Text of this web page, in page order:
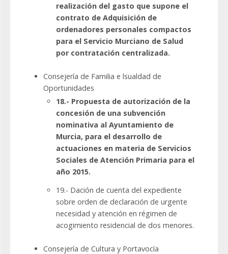
realización del gasto que supone el
contrato de Adquisición de
ordenadores personales compactos
para el Servicio Murciano de Salud
por contratación centralizada.
Consejería de Familia e lsualdad de
Oportunidades
18.- Propuesta de autorización de la
concesión de una subvención
nominativa al Ayuntamiento de
Murcia, para el desarrollo de
actuaciones en materia de Servicios
Sociales de Atención Primaria para el
año 2015.
19.- Dación de cuenta del expediente
sobre orden de declaración de urgente
necesidad y atención en régimen de
acogimiento residencial de dos menores.
Consejería de Cultura y Portavocía